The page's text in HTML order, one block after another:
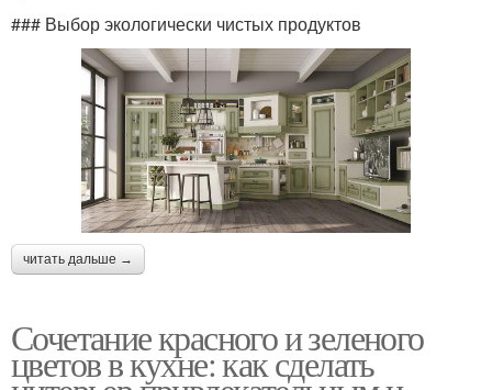
### Выбор экологически чистых продуктов
читать дальше →
Сочетание красного и зеленого
цветов в кухне: как сделать